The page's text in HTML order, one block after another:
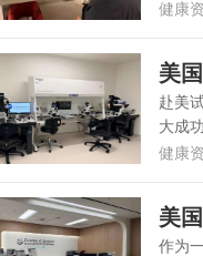
健康
美
坑
赴美
大成
健康
美
作为